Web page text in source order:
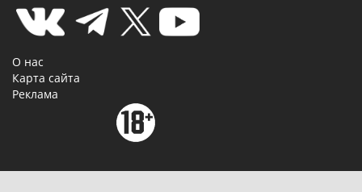
О нас
Карта сайта
Реклама